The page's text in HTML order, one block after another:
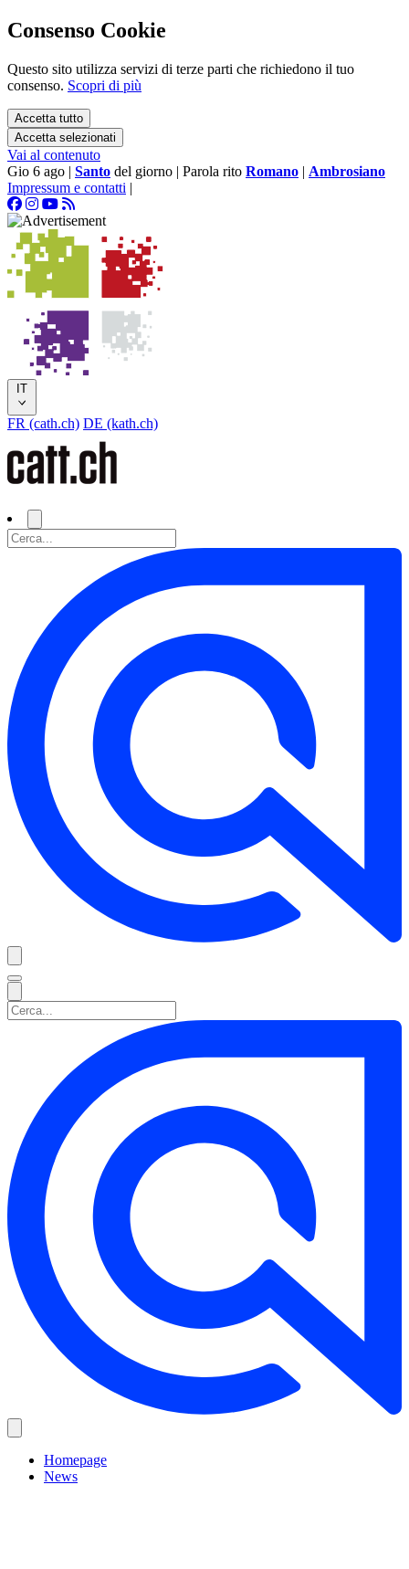
Consenso Cookie
Questo sito utilizza servizi di terze parti che richiedono il tuo
consenso. Scopri di più
Accetta tutto
Accetta selezionati
Vai al contenuto
Gio 6 ago | Santo del giorno | Parola rito Romano | Ambrosiano
Impressum e contatti |
IT
FR (cath.ch) DE (kath.ch)
Homepage
News